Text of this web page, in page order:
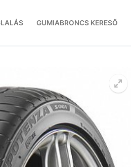
GUMIABRONCS KERESŐ